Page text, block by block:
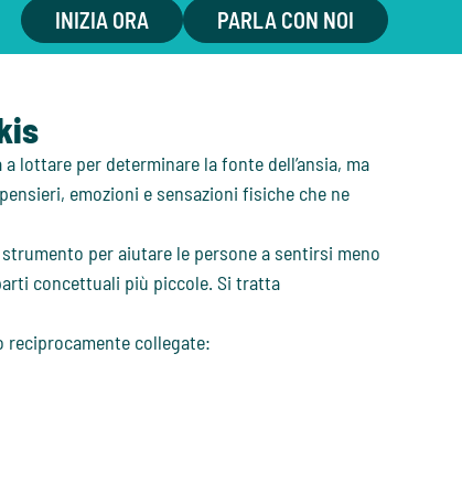
INIZIA ORA PARLA CON NOI
lottare per determinare la fonte dell’ansia, ma
emozioni e sensazioni fisiche che ne
per aiutare le persone a sentirsi meno
concettuali più piccole. Si tratta
reciprocamente collegate: